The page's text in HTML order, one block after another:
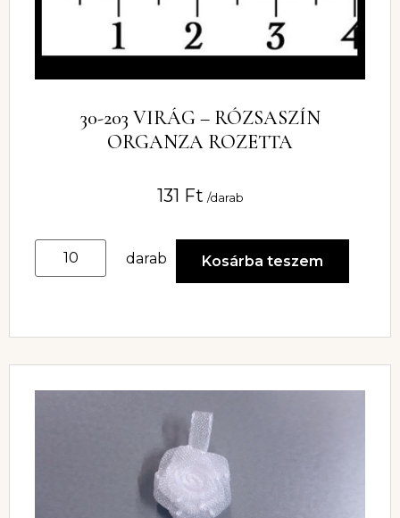
30-203 VIRÁG – RÓZSASZÍN
ORGANZA ROZETTA
131 Ft /darab
darab Kosárba teszem